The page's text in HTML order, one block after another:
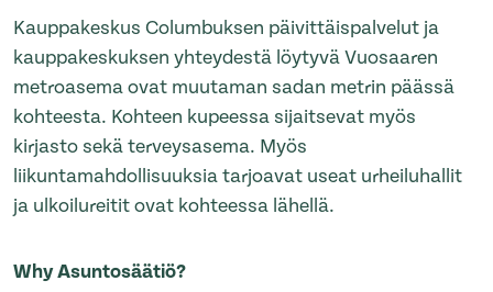
Kauppakeskus Columbuksen päivittäispalvelut ja
kauppakeskuksen yhteydestä löytyvä Vuosaaren
metroasema ovat muutaman sadan metrin päässä
kohteesta. Kohteen kupeessa sijaitsevat myös
kirjasto sekä terveysasema. Myös
liikuntamahdollisuuksia tarjoavat useat urheiluhallit
ja ulkoilureitit ovat kohteessa lähellä.
Why Asuntosäätiö?